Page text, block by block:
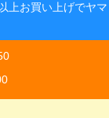
上お買い上げでヤマ